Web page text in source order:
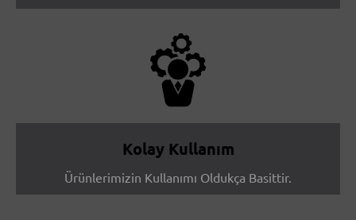
Kolay Kullanım
Ürünlerimizin Kullanımı Oldukça Basittir.